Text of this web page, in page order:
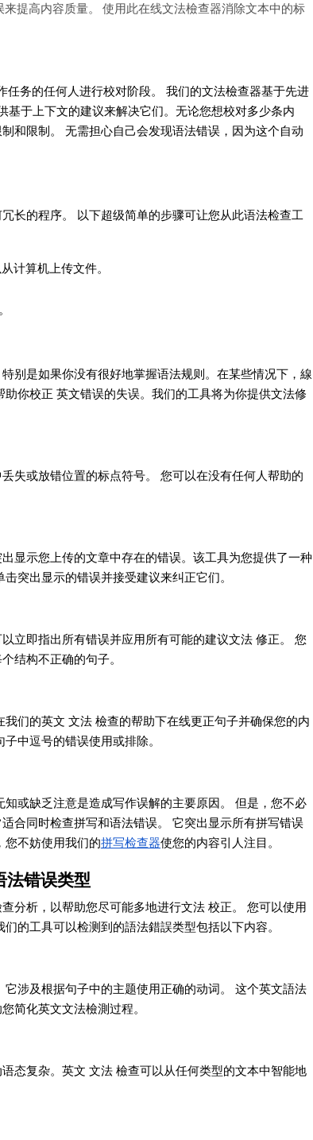
提高内容质量。 使用此在线文法檢查器消除文本中的标
务的任何人进行校对阶段。 我们的文法檢查器基于先进
基于上下文的建议来解决它们。无论您想校对多少条内
和限制。 无需担心自己会发现语法错误，因为这个自动
长的程序。 以下超级简单的步骤可让您从此语法检查工
计算机上传文件。
别是如果你没有很好地掌握语法规则。在某些情况下，線
你校正 英文错误的失误。我们的工具将为你提供文法修
失或放错位置的标点符号。 您可以在没有任何人帮助的
显示您上传的文章中存在的错误。该工具为您提供了一种
突出显示的错误并接受建议来纠正它们。
立即指出所有错误并应用所有可能的建议文法 修正。 您
结构不正确的句子。
们的英文 文法 檢查的帮助下在线更正句子并确保您的内
中逗号的错误使用或排除。
或缺乏注意是造成写作误解的主要原因。 但是，您不必
合同时检查拼写和语法错误。 它突出显示所有拼写错误
您不妨使用我们的拼写检查器使您的内容引人注目。
法错误类型
分析，以帮助您尽可能多地进行文法 校正。 您可以使用
的工具可以检测到的語法錯誤类型包括以下内容。
涉及根据句子中的主题使用正确的动词。 这个英文語法
简化英文文法檢測过程。
态复杂。英文 文法 檢查可以从任何类型的文本中智能地